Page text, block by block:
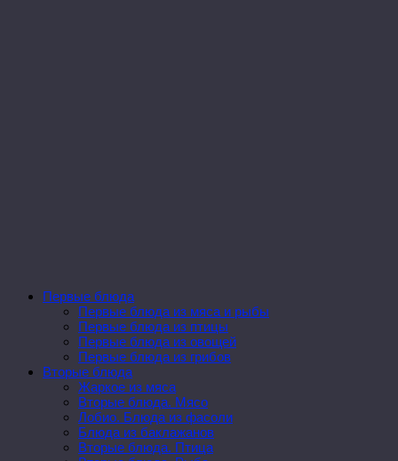
Первые блюда
Первые блюда из мяса и рыбы
Первые блюда из птицы
Первые блюда из овощей
Первые блюда из грибов
Вторые блюда
Жаркое из мяса
Вторые блюда. Мясо
Лобио. Блюда из фасоли
Блюда из баклажанов
Вторые блюда. Птица